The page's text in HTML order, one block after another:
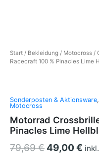
Start / Bekleidung / Motocross /
Racecraft 100 % Pinacles Lime
Sonderposten & Aktionsware,
Motocross
Motorrad
Pinacles Lime
79,69€ 49,00€